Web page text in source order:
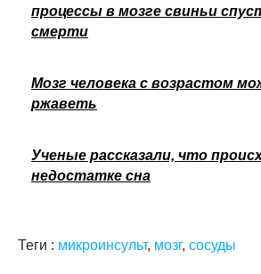
процессы в мозге свиньи
смерти
Мозг человека с возрастом
ржаветь
Ученые рассказали, что
недостатке сна
Теги : микроинсульт, мозг, сосуды